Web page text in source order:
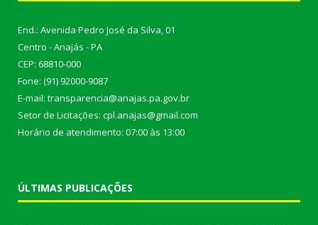
End.: Avenida Pedro José da Silva, 01
Centro - Anajás - PA
CEP: 68810-000
Fone: (91) 92000-9087
E-mail: transparencia@anajas.pa.gov.br
Setor de Licitações: cpl.anajas@gmail.com
Horário de atendimento: 07:00 às 13:00
ÚLTIMAS PUBLICAÇÕES